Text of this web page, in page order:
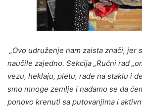
„Ovo udruženje nam zaista znači, jer
naučile zajedno. Sekcija „Ručni rad
vezu, heklaju, pletu, rade na staklu i
smo mnoge zemlje i nadamo se da
ponovo krenuti sa putovanjima i